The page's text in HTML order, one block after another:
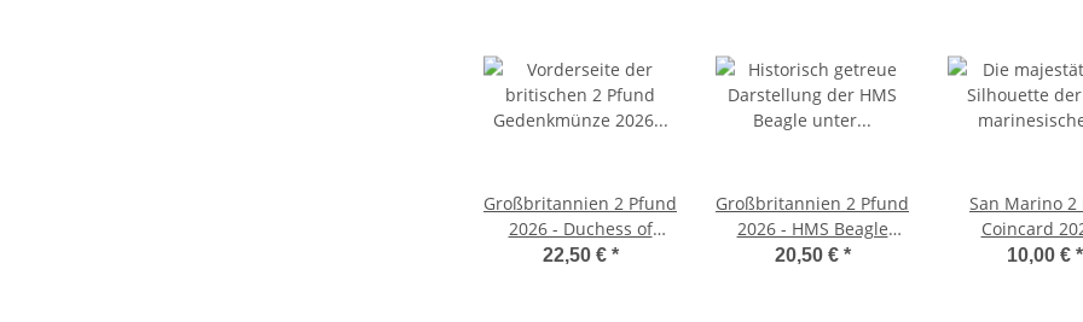
Großbritannien 2 Pfund
2026 - Duchess of
Hamilton Cu/Ni
22,50 € *
Großbritannien 2 Pfund
2026 - HMS Beagle
Cu/Ni
20,50 € *
San Marino 2
Coincard
10,00 € *